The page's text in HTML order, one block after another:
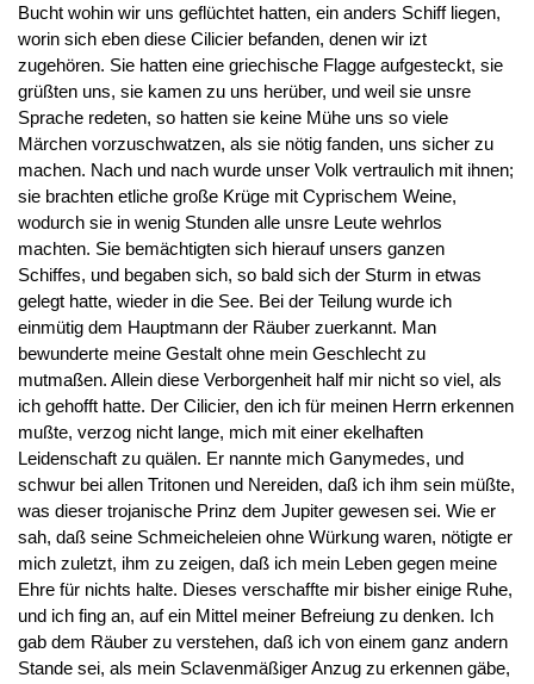
Bucht wohin wir uns geflüchtet hatten, ein anders Schiff liegen,
worin sich eben diese Cilicier befanden, denen wir izt
zugehören. Sie hatten eine griechische Flagge aufgesteckt, sie
grüßten uns, sie kamen zu uns herüber, und weil sie unsre
Sprache redeten, so hatten sie keine Mühe uns so viele
Märchen vorzuschwatzen, als sie nötig fanden, uns sicher zu
machen. Nach und nach wurde unser Volk vertraulich mit ihnen;
sie brachten etliche große Krüge mit Cyprischem Weine,
wodurch sie in wenig Stunden alle unsre Leute wehrlos
machten. Sie bemächtigten sich hierauf unsers ganzen
Schiffes, und begaben sich, so bald sich der Sturm in etwas
gelegt hatte, wieder in die See. Bei der Teilung wurde ich
einmütig dem Hauptmann der Räuber zuerkannt. Man
bewunderte meine Gestalt ohne mein Geschlecht zu
mutmaßen. Allein diese Verborgenheit half mir nicht so viel, als
ich gehofft hatte. Der Cilicier, den ich für meinen Herrn erkennen
mußte, verzog nicht lange, mich mit einer ekelhaften
Leidenschaft zu quälen. Er nannte mich Ganymedes, und
schwur bei allen Tritonen und Nereiden, daß ich ihm sein müßte,
was dieser trojanische Prinz dem Jupiter gewesen sei. Wie er
sah, daß seine Schmeicheleien ohne Würkung waren, nötigte er
mich zuletzt, ihm zu zeigen, daß ich mein Leben gegen meine
Ehre für nichts halte. Dieses verschaffte mir bisher einige Ruhe,
und ich fing an, auf ein Mittel meiner Befreiung zu denken. Ich
gab dem Räuber zu verstehen, daß ich von einem ganz andern
Stande sei, als mein Sclavenmäßiger Anzug zu erkennen gäbe,